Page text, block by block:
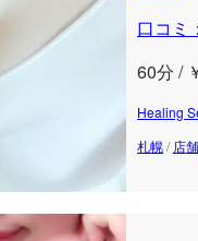
口コミ
60分 /
Healing
札幌/ 店